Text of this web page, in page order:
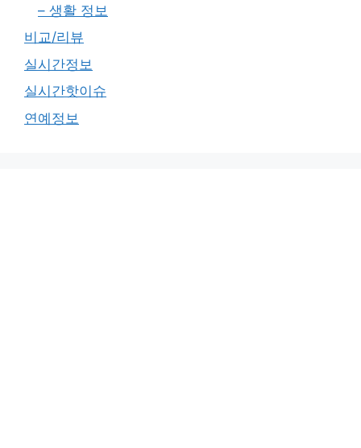
– 생활 정보
비교/리뷰
실시간정보
실시간핫이슈
연예정보